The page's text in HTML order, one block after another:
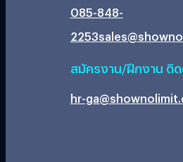
085-848-
2253
สมัครงาน/ฝึกงาน ติ
hr-